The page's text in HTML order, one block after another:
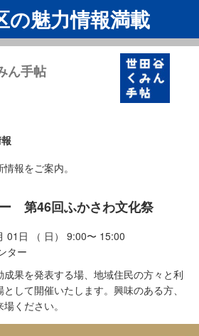
の魅力情報満載
ん手帖
報をご案内。
第46回ふかさわ文化祭
01日 （ 日） 9:00〜 15:00
ター
果を発表する場、地域住民の方々と利
して開催いたします。興味のある方、
ください。